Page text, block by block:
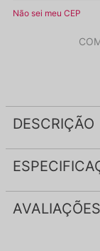
Não sei meu CEP
DESCRIÇÃO
AVALIAÇÕES